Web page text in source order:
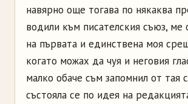
навярно още тогава по някаква
водили към писателския съюз, ме
на първата и единствена моя
когато можах да чуя и неговия
малко обаче съм запомнил от тая
състояла се по идея на